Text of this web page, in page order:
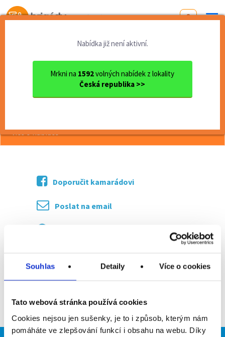
Souhlas Detaily Více o cookies
Tato webová stránka používá cookies
Cookies nejsou jen sušenky, je to i způsob, kterým nám
pomáháte ve zlepšování funkcí i obsahu na webu. Díky
Od první brigády
Nabídka již není aktivní.
Mrkni na 1592volných nabídek z lokality
Česká republika >>
Středočeský kraj okres Mělník
Obsluha čerpací stanice
Obsluha čerpací stanice
více o nabídce >>
Doporučit kamarádovi
Poslat na email